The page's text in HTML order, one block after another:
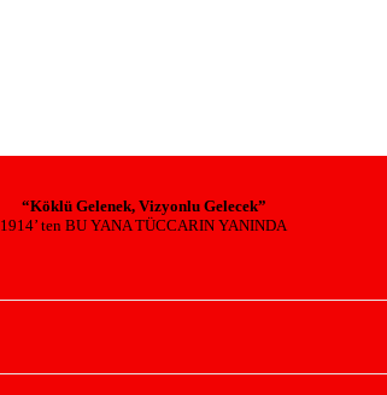
“Köklü Gelenek, Vizyonlu Gelecek”
1914’ ten BU YANA TÜCCARIN YANINDA